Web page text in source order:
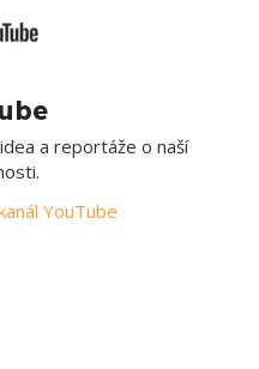
a reportáže o naší
YouTube